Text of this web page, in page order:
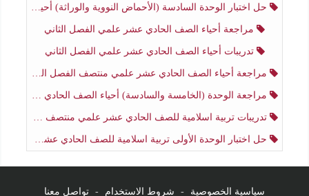
حل اختبار الوحدة السادسة (الأحماض النووية والوراثة) أحياء الصف الحادي عشر علمي منتصف الفصل الثاني
مراجعة أحياء الصف الحادي عشر علمي الفصل الثاني
تدريبات أحياء الصف الحادي عشر علمي الفصل الثاني
مراجعة أحياء الصف الحادي عشر علمي منتصف الفصل الثاني
مراجعة الوحدة (الخامسة والسادسة) أحياء الصف الحادي عشر علمي منتصف الفصل الثاني
تدريبات تربية اسلامية للصف الحادي عشر علمي منتصف الفصل الثاني
حل اختبار الوحدة الأولى تربية اسلامية للصف الحادي عشر علمي منتصف الفصل الثاني
سياسية الخصوصية - شروط الاستخدام - تواصل معنا